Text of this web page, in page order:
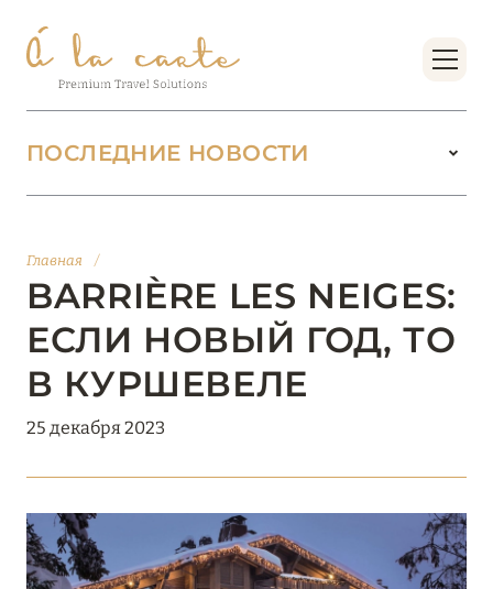
Главная /
BARRIÈRE LES NEIGES:
ЕСЛИ НОВЫЙ ГОД, ТО
В КУРШЕВЕЛЕ
25 декабря 2023
ПОСЛЕДНИЕ НОВОСТИ
БУТИК-КУРОРТЫ МАЛЬДИВСКИХ ОСТРОВОВ
ОТ VERSA COLLECTION
01 июня 2026
JUMEIRAH OLHAHALI ISLAND MALDIVES: ВАШ
18 мая 2026